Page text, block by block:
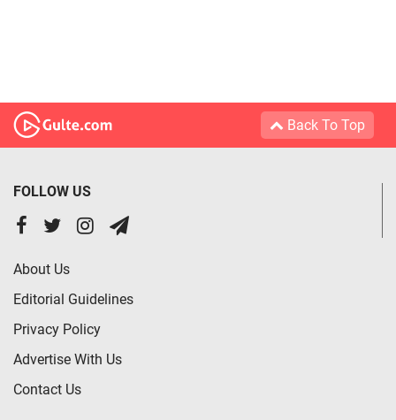
Back To Top
FOLLOW US
About Us
Editorial Guidelines
Privacy Policy
Advertise With Us
Contact Us